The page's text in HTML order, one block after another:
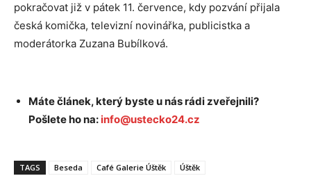
pokračovat již v pátek 11. července, kdy pozvání přijala
česká komička, televizní novinářka, publicistka a
moderátorka Zuzana Bubílková.
Máte článek, který byste u nás rádi zveřejnili?
Pošlete ho na: info@ustecko24.cz
TAGS Beseda Café Galerie Úštěk Úštěk